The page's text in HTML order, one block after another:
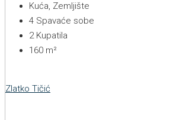
Kuća, Zemljište
4 Spavaće sobe
2 Kupatila
160 m²
Zlatko Tičić